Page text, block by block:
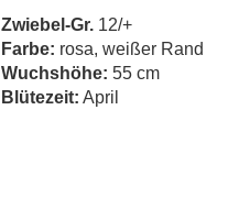
Zwiebel-Gr. 12/+
Farbe: rosa, weißer Rand
Wuchshöhe: 55 cm
Blütezeit: April